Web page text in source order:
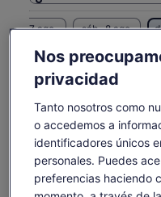
vie., 7 ago. sáb., 8 ago.
-
El
precio
es
de
80 €
por
80 €
incluye tasas e impuestos
Es posible que el
Ver texto original
Opinar sobre esta
Qué
Nos
privacidad
Tanto nosotros como
o accedemos a
identificadores únicos
personales. Puedes
preferencias haciendo